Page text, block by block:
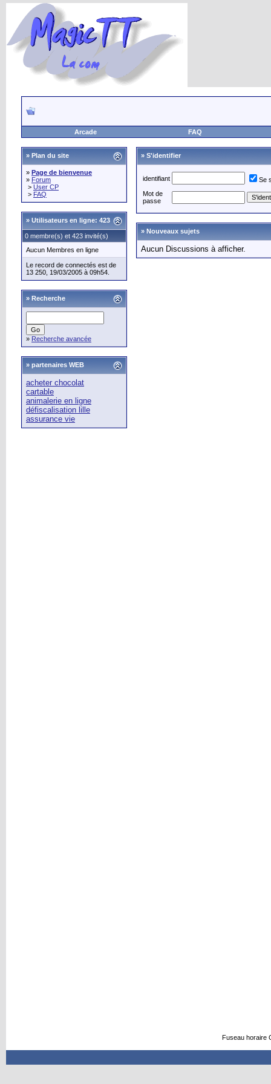
Arcade FAQ
» Plan du site
» Page de bienvenue
» Forum
> User CP
> FAQ
» Utilisateurs en ligne: 423
0 membre(s) et 423 invité(s)
Aucun Membres en ligne
Le record de connectés est de
13 250, 19/03/2005 à 09h54.
» Recherche
» Recherche avancée
» partenaires WEB
acheter chocolat
cartable
animalerie en ligne
défiscalisation lille
assurance vie
» S'identifier
identifiant
Se
Mot de
passe
» Nouveaux sujets
Aucun Discussions à afficher.
Fuseau horaire